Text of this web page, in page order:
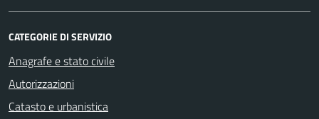
CATEGORIE DI SERVIZIO
Anagrafe e stato civile
Autorizzazioni
Catasto e urbanistica